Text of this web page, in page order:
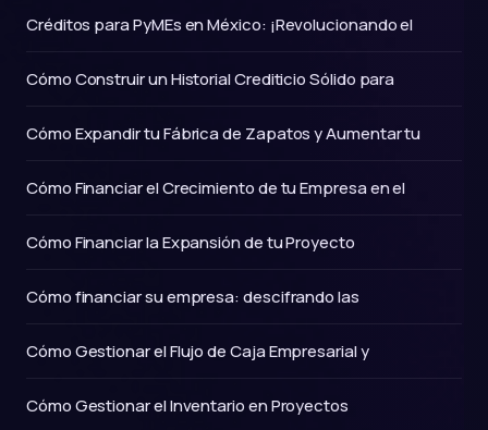
Créditos para PyMEs en México: ¡Revolucionando el
Cómo Construir un Historial Crediticio Sólido para
Cómo Expandir tu Fábrica de Zapatos y Aumentar tu
Cómo Financiar el Crecimiento de tu Empresa en el
Cómo Financiar la Expansión de tu Proyecto
Cómo financiar su empresa: descifrando las
Cómo Gestionar el Flujo de Caja Empresarial y
Cómo Gestionar el Inventario en Proyectos